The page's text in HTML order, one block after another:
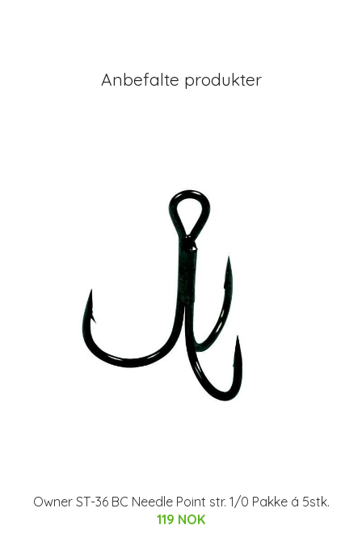
Anbefalte produkter
Owner ST-36 BC Needle Point str. 1/0 Pakke á 5stk.
119 NOK